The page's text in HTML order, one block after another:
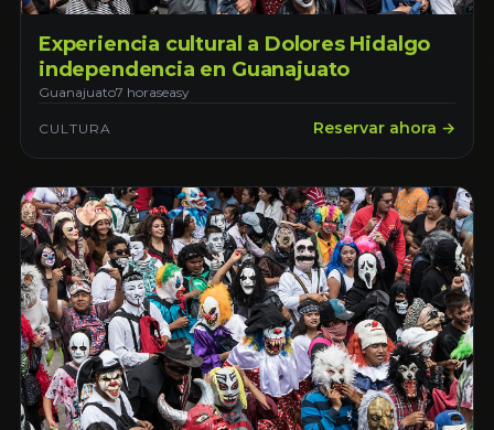
Experiencia cultural a Dolores Hidalgo
independencia en Guanajuato
Guanajuato7 horaseasy
CULTURA Reservar ahora →